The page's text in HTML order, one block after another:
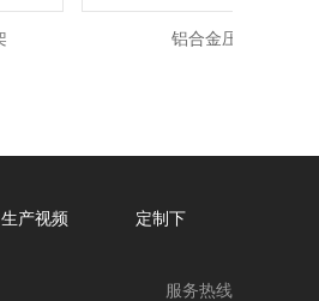
铝合金压铸散热器上盖
生产视频
定制下
服务热线